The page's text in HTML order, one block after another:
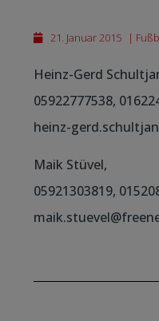
21. Januar 2015 |
Heinz-Gerd
05922777538,
heinz-
Maik Stüvel,
05921303819,